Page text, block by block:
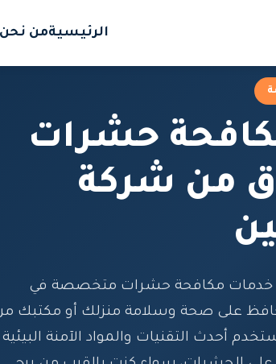
الرئيسيةمن نحن
حشرات
من شركة
خدمات مكافحة حشرات متخصصة في
على صحة وسلامة منزلك أو مكتبك
أحدث التقنيات والمواد الآمنة البيئية